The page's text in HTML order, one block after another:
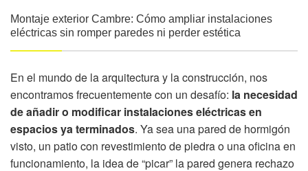
Montaje exterior Cambre: Cómo ampliar instalaciones
eléctricas sin romper paredes ni perder estética
En el mundo de la arquitectura y la construcción, nos
encontramos frecuentemente con un desafío: la necesidad
de añadir o modificar instalaciones eléctricas en
espacios ya terminados. Ya sea una pared de hormigón
visto, un patio con revestimiento de piedra o una oficina en
funcionamiento, la idea de “picar” la pared genera rechazo